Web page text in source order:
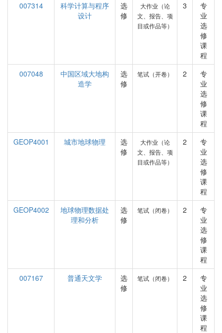
007314
科学计算与程序
设计
选
修
大作业（论
文、报告、项
目或作品等）
3
专
业
选
修
课
程
007048
中国区域大地构
造学
选
修
笔试（开卷） 2
专
业
选
修
课
程
GEOP4001
城市地球物理
选
修
大作业（论
文、报告、项
目或作品等）
2
专
业
选
修
课
程
GEOP4002
地球物理数据处
理和分析
选
修
笔试（闭卷） 2
专
业
选
修
课
程
007167
普通天文学
选
修
笔试（闭卷） 2
专
业
选
修
课
程